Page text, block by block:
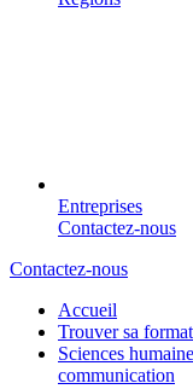
Entreprises
Contactez-nous
Contactez-nous
Accueil
Trouver sa
Sciences
communication